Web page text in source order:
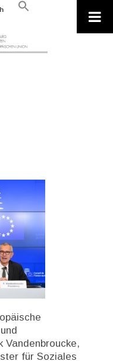
Search
Vandenbroucke,
für Soziales